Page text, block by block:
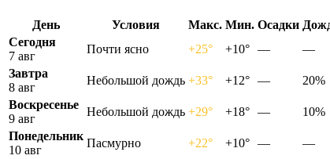
День Условия Макс. Мин. Осадки
Сегодня
7 авг
Почти ясно +25° +10° —
—
Завтра
8 авг
Небольшой дождь +33° +12° —
20%
Воскресенье
9 авг
Небольшой дождь +29° +18° —
10%
Понедельник
10 авг
Пасмурно +22° +10° —
—